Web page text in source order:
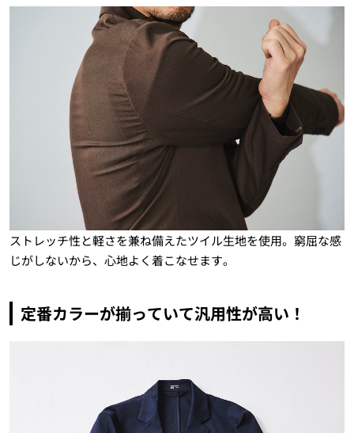
ストレッチ性と軽さを兼ね備えたツイル生地を使用。窮屈な感
じがしないから、心地よく着こなせます。
定番カラーが揃っていて汎用性が高い！